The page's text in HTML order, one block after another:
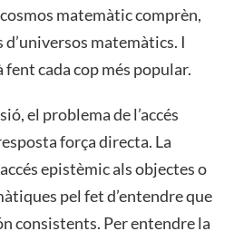
matemàtic comprèn,
matemàtics. I
fent cada cop més popular.
el problema de l’accés
força directa. La
epistèmic als objectes o
pel fet d’entendre que
consistents. Per entendre la